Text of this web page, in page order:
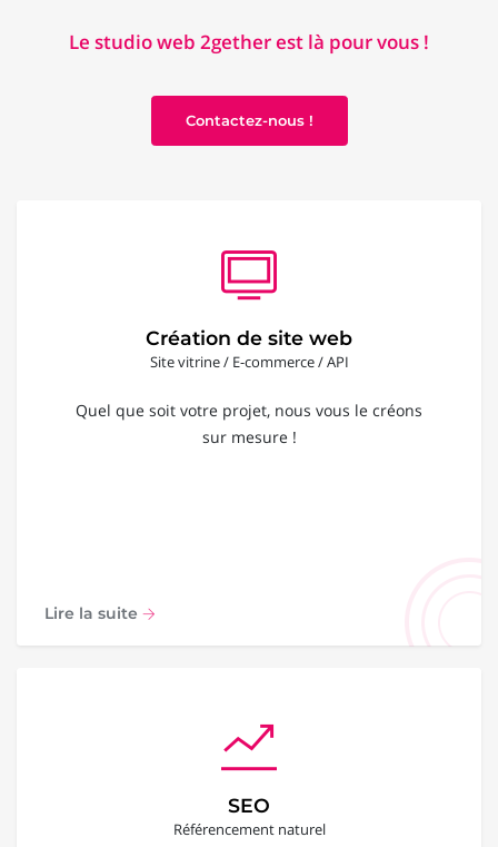
Le studio web 2gether est là pour vous !
Contactez-nous !
Création de site web
Site vitrine / E-commerce / API
Quel que soit votre projet, nous vous le créons
sur mesure !
Lire la suite
SEO
Référencement naturel